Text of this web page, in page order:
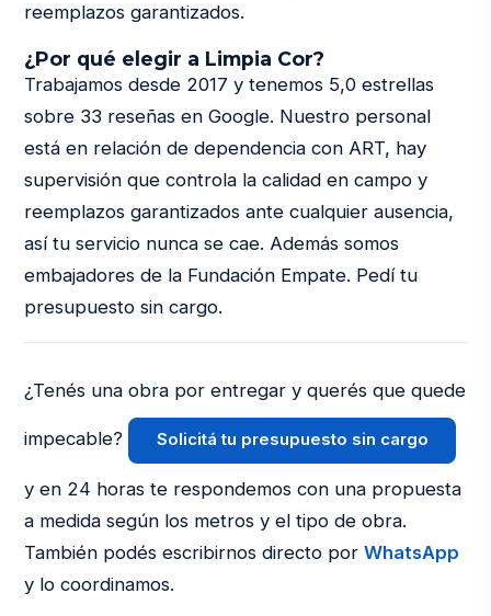
reemplazos garantizados.
¿Por qué elegir a Limpia Cor?
Trabajamos desde 2017 y tenemos 5,0 estrellas
sobre 33 reseñas en Google. Nuestro personal
está en relación de dependencia con ART, hay
supervisión que controla la calidad en campo y
reemplazos garantizados ante cualquier ausencia,
así tu servicio nunca se cae. Además somos
embajadores de la Fundación Empate. Pedí tu
presupuesto sin cargo.
¿Tenés una obra por entregar y querés que quede
impecable? Solicitá tu presupuesto sin cargo
y en 24 horas te respondemos con una propuesta
a medida según los metros y el tipo de obra.
También podés escribirnos directo porWhatsApp
y lo coordinamos.